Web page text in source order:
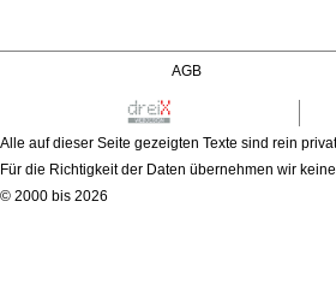
AGB
Alle auf dieser Seite gezeigten Texte sind rein
Für die Richtigkeit der Daten übernehmen wir
© 2000 bis 2026